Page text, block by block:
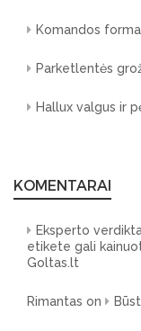
Komandos
Parketlentės
Hallux valgus ir
KOMENTARAI
Eksperto
etikete gali
Goltas.lt
Rimantas on